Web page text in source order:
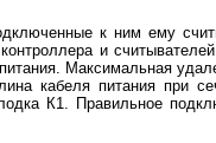
к ним ему
и
Максимальная
кабеля питания
К1. Правильное